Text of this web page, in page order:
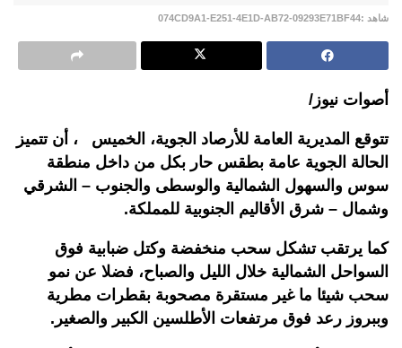
شاهد :074CD9A1-E251-4E1D-AB72-09293E71BF44
أصوات نيوز/
تتوقع المديرية العامة للأرصاد الجوية، الخميس ، أن تتميز
الحالة الجوية عامة بطقس حار بكل من داخل منطقة
سوس والسهول الشمالية والوسطى والجنوب – الشرقي
وشمال – شرق الأقاليم الجنوبية للمملكة.
كما يرتقب تشكل سحب منخفضة وكتل ضبابية فوق
السواحل الشمالية خلال الليل والصباح، فضلا عن نمو
سحب شيئا ما غير مستقرة مصحوبة بقطرات مطرية
وببروز رعد فوق مرتفعات الأطلسين الكبير والصغير.